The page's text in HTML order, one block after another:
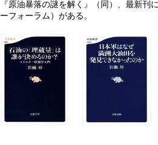
『原油暴落の謎を解く』（同）、最新
ーフォーラム）がある。